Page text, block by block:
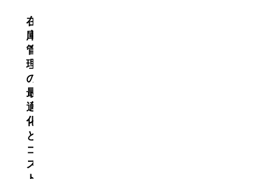
在
庫
管
理
の
最
適
化
と
コ
ス